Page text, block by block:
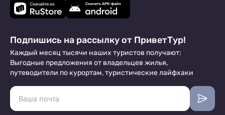
Подпишись на рассылку от ПриветТур!
Каждый месяц тысячи наших туристов получают:
Выгодные предложения от владельцев жилья,
путеводители по курортам, туристические лайфхаки